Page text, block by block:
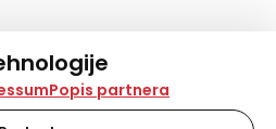
kolačiće i slične
i obradu informacija na
Popis partnera